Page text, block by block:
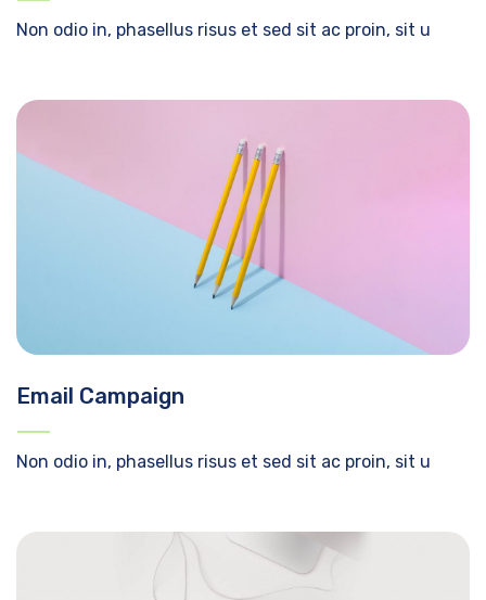
Non odio in, phasellus risus et sed sit ac proin, sit u
Email Campaign
Non odio in, phasellus risus et sed sit ac proin, sit u